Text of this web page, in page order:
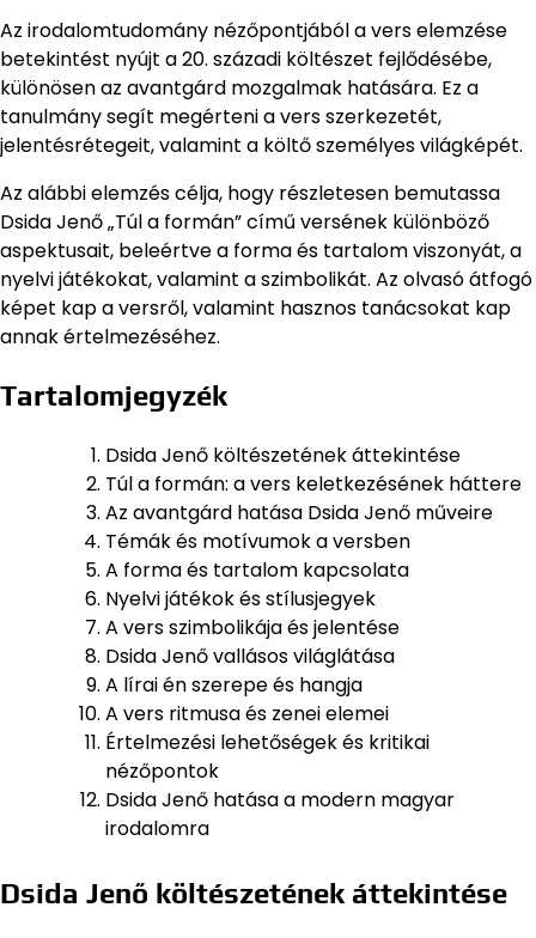
Az irodalomtudomány nézőpontjából a vers elemzése
betekintést nyújt a 20. századi költészet fejlődésébe,
különösen az avantgárd mozgalmak hatására. Ez a
tanulmány segít megérteni a vers szerkezetét,
jelentésrétegeit, valamint a költő személyes világképét.
Az alábbi elemzés célja, hogy részletesen bemutassa
Dsida Jenő „Túl a formán” című versének különböző
aspektusait, beleértve a forma és tartalom viszonyát, a
nyelvi játékokat, valamint a szimbolikát. Az olvasó átfogó
képet kap a versről, valamint hasznos tanácsokat kap
annak értelmezéséhez.
Tartalomjegyzék
Dsida Jenő költészetének áttekintése
Túl a formán: a vers keletkezésének háttere
Az avantgárd hatása Dsida Jenő műveire
Témák és motívumok a versben
A forma és tartalom kapcsolata
Nyelvi játékok és stílusjegyek
A vers szimbolikája és jelentése
Dsida Jenő vallásos világlátása
A lírai én szerepe és hangja
A vers ritmusa és zenei elemei
Értelmezési lehetőségek és kritikai
nézőpontok
Dsida Jenő hatása a modern magyar
irodalomra
Dsida Jenő költészetének áttekintése